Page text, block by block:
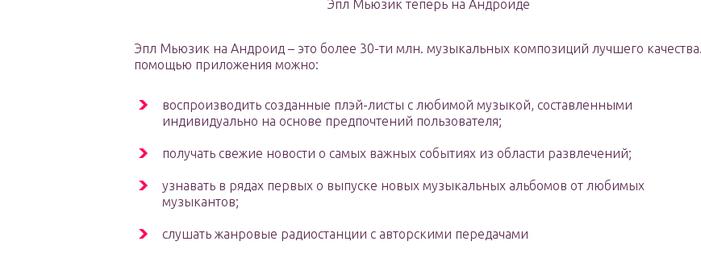
Эпл Мьюзик теперь на Андроиде
Эпл Мьюзик на Андроид – это более 30-ти млн. музыкальных композиций лучшего
помощью приложения можно:
воспроизводить созданные плэй-листы с любимой музыкой, составленными
индивидуально на основе предпочтений пользователя;
получать свежие новости о самых важных событиях из области развлечений;
узнавать в рядах первых о выпуске новых музыкальных альбомов от любимых
музыкантов;
слушать жанровые радиостанции с авторскими передачами